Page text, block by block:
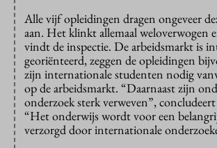
Alle vijf opleidingen dragen ongeveer
aan. Het klinkt allemaal weloverwogen
vindt de inspectie. De arbeidsmarkt is
georiënteerd, zeggen de opleidingen
zijn internationale studenten nodig
op de arbeidsmarkt. “Daarnaast zijn
onderzoek sterk verweven”,
“Het onderwijs wordt voor een
verzorgd door internationale